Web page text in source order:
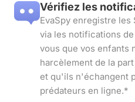
Vérifiez les
EvaSpy enregistre les
via les notifications
vous que vos enfants
harcèlement de la
et qu'ils n'échangent
prédateurs en ligne.*